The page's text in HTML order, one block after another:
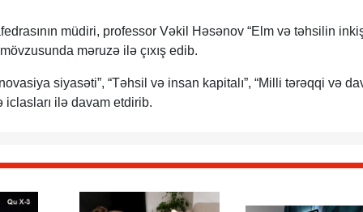
müdiri, professor Vəkil Həsənov “Elm və təhsilin
məruzə ilə çıxış edib.
siyasəti”, “Təhsil və insan kapitalı”, “Milli tərəqqi və
iclasları ilə davam etdirib.